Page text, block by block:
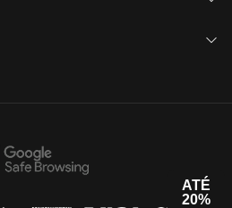
ATÉ
20%